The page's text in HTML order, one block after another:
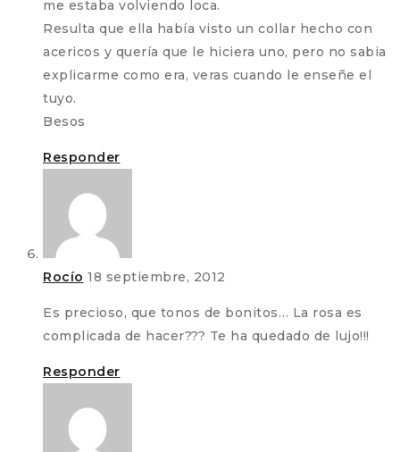
me estaba volviendo loca.
Resulta que ella había visto un collar hecho con
acericos y quería que le hiciera uno, pero no sabia
explicarme como era, veras cuando le enseñe el
tuyo.
Besos
Responder
Rocío 18 septiembre, 2012
Es precioso, que tonos de bonitos… La rosa es
complicada de hacer??? Te ha quedado de lujo!!!
Responder